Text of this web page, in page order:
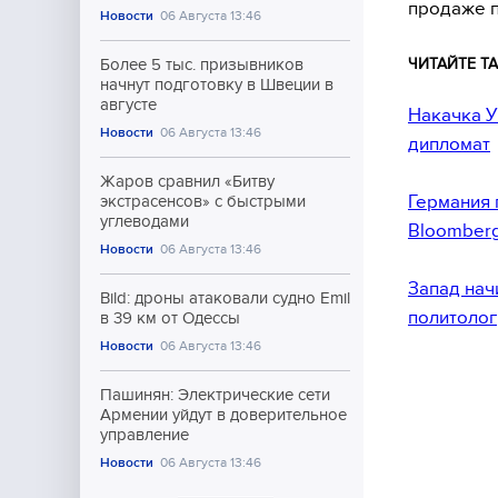
Новости 06 Августа 13:46
Более 5 тыс. призывников
начнут подготовку в Швеции в
августе
Новости 06 Августа 13:46
Жаров сравнил «Битву
экстрасенсов» с быстрыми
углеводами
Новости 06 Августа 13:46
Bild: дроны атаковали судно Emil
в 39 км от Одессы
Новости 06 Августа 13:46
Пашинян: Электрические сети
Армении уйдут в доверительное
управление
Новости 06 Августа 13:46
продаже
ЧИТАЙТЕ
Накачка
дипломат
Германия
Запад
политолог